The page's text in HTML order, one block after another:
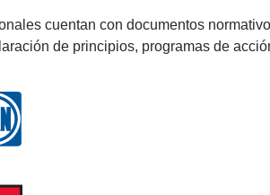
cuentan con documentos
de principios, programas de